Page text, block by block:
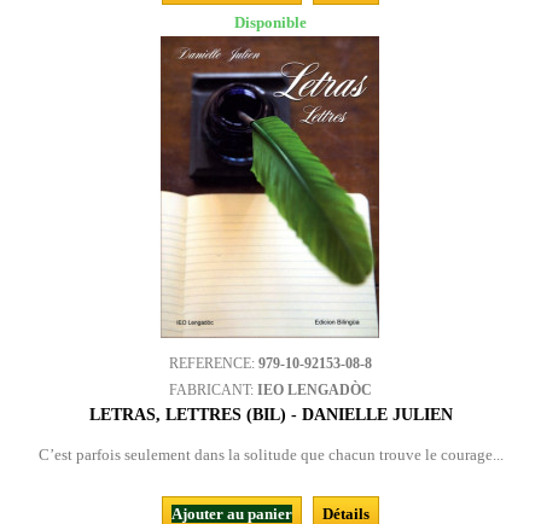
Disponible
REFERENCE: 979-10-92153-08-8
FABRICANT: IEO LENGADÒC
LETRAS, LETTRES (BIL) - DANIELLE JULIEN
C’est parfois seulement dans la solitude que chacun trouve le courage...
Ajouter au panier
Détails